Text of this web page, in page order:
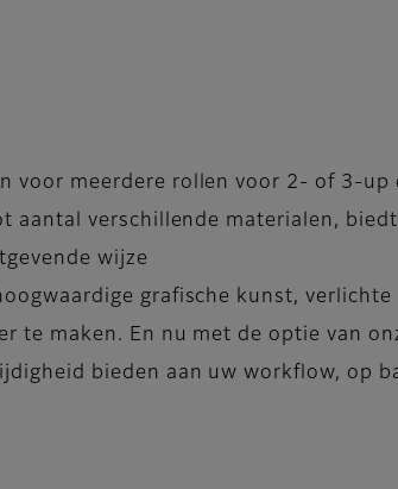
voor meerdere rollen voor 2- of 3-up
aantal verschillende materialen,
wijze
grafische kunst, verlichte
te maken. En nu met de optie van
bieden aan uw workflow, op